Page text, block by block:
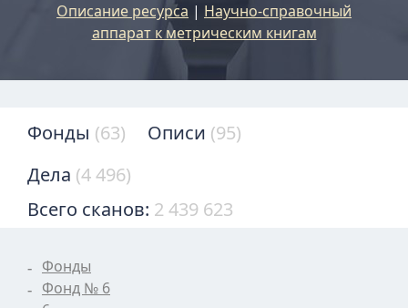
Описание ресурса | Научно-справочный
аппарат к метрическим книгам
Фонды (63) Описи (95)
Дела (4 496)
Всего сканов: 2 439 623
Фонды
Фонд № 6